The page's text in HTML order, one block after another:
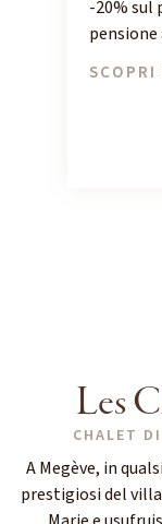
-20%
pensione
Les
CHALET
A Megève, in
prestigiosi del